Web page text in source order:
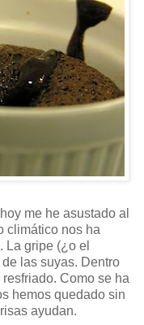
me he asustado al
climático nos ha
La gripe (¿o el
las suyas. Dentro
Como se ha
hemos quedado sin
ayudan.